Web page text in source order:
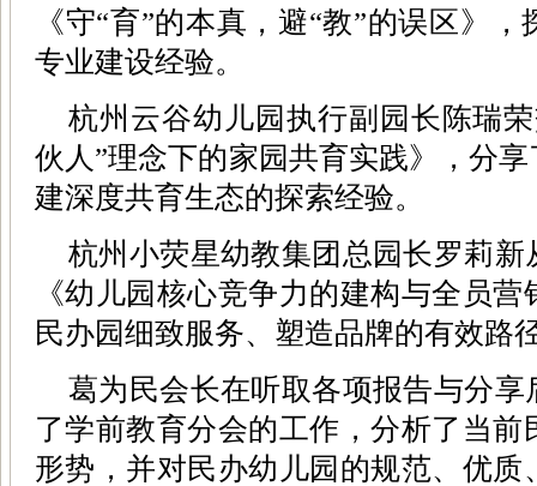
《守“育”的本真，避“教”的误区》
专业建设经验。
杭州云谷幼儿园执行副园长陈瑞
伙人”理念下的家园共育实践》，分
建深度共育生态的探索经验。
杭州小荧星幼教集团总园长罗莉
《幼儿园核心竞争力的建构与全员
民办园细致服务、塑造品牌的有效路
葛为民会长在听取各项报告与分
了学前教育分会的工作，分析了当
形势，并对民办幼儿园的规范、优